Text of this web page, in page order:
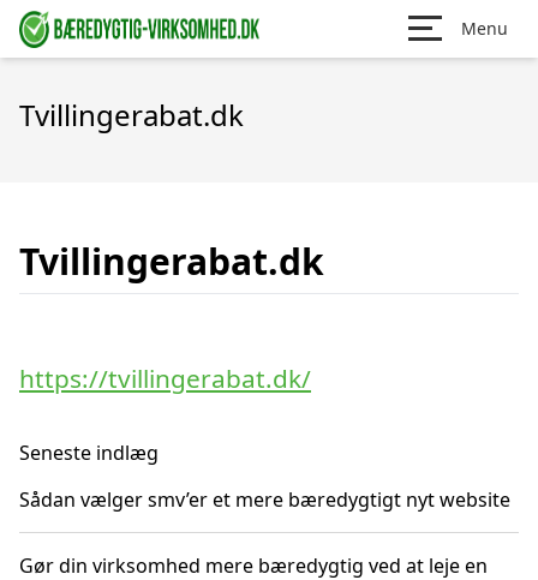
Menu
Tvillingerabat.dk
Tvillingerabat.dk
https://tvillingerabat.dk/
Seneste indlæg
Sådan vælger smv’er et mere bæredygtigt nyt website
Gør din virksomhed mere bæredygtig ved at leje en